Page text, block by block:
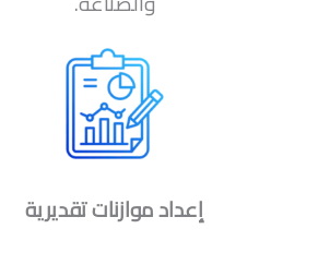
إعداد موازنات تقديرية